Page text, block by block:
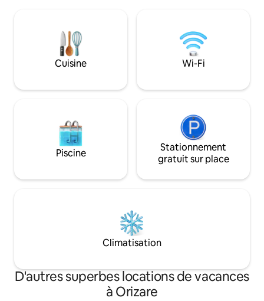
nécessaire, lave-linge et sèche-linge.
de 2 chambres,
cuisine
d'espaces de
idéale pour les
Cuisine Wi-Fi
Piscine
Stationnement
gratuit sur place
Climatisation
D'autres superbes locations de vacances
à Orizare